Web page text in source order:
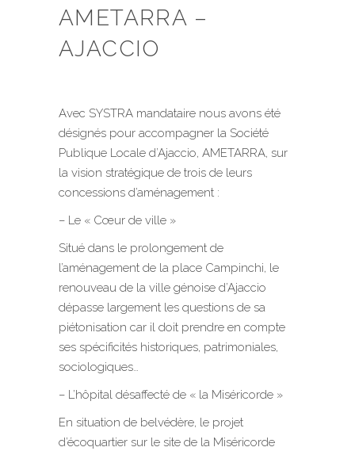
AMETARRA –
AJACCIO
Avec SYSTRA mandataire nous avons été
désignés pour accompagner la Société
Publique Locale d’Ajaccio, AMETARRA, sur
la vision stratégique de trois de leurs
concessions d’aménagement :
– Le « Cœur de ville »
Situé dans le prolongement de
l’aménagement de la place Campinchi, le
renouveau de la ville génoise d’Ajaccio
dépasse largement les questions de sa
piétonisation car il doit prendre en compte
ses spécificités historiques, patrimoniales,
sociologiques…
– L’hôpital désaffecté de « la Miséricorde »
En situation de belvédère, le projet
d’écoquartier sur le site de la Miséricorde